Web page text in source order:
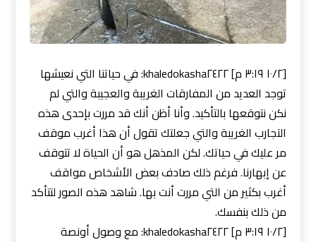
[٢/‏١٠ ٣:١٩ م] khaledokasha٢٤٢٢: في حياتنا التي نعيشها
توجد العديد من المفارقات الغريبة والعجيبة والتي لم
نكن نتوقعها بالتأكيد. وأنا أظن أنك قد مررت بإحدى هذه
التجارب الغريبة والتي جعلتك تقول أن هذا أغرب موقف
مر عليك في حياتك. لكن المذهل هو أن الحياة لا تتوقف
عن إبهارنا. فرغم ذلك صادف بعض الأشخاص مواقف
أغرب بكثير من التي مررت أنت بها. شاهد هذه الصور لتتأكد
من ذلك بنفسك.
[٢/‏١٠ ٣:١٩ م] khaledokasha٢٤٢٢: مع وصول أونصة